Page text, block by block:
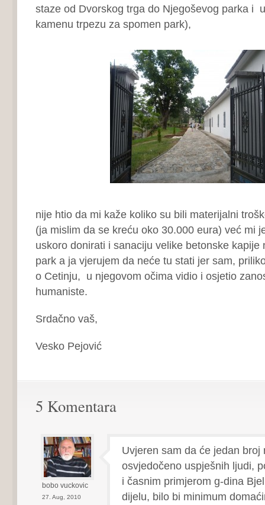
staze od Dvorskog trga do Njegoševog parka i
kamenu trpezu za spomen park),
nije htio da mi kaže koliko su bili materijalni
(ja mislim da se kreću oko 30.000 eura) već mi
uskoro donirati i sanaciju velike betonske kapije
park a ja vjerujem da neće tu stati jer sam,
o Cetinju, u njegovom očima vidio i osjetio
humaniste.
Srdačno vaš,
Vesko Pejović
5 Komentara
bobo vuckovic
27. Aug, 2010
Uvjeren sam da će jedan broj
osvjedočeno uspješnih ljudi,
i časnim primjerom g-dina
dijelu, bilo bi minimum